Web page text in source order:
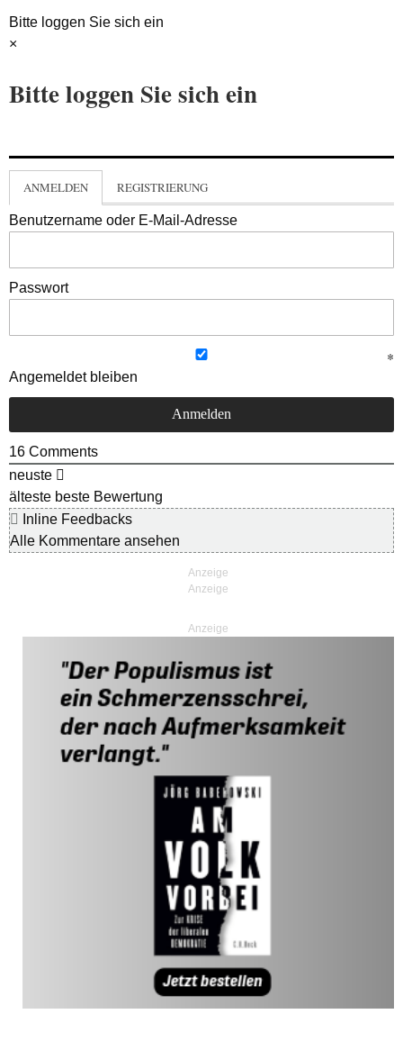
Bitte loggen Sie sich ein
×
Bitte loggen Sie sich ein
ANMELDEN REGISTRIERUNG
Benutzername oder E-Mail-Adresse
Passwort
Angemeldet bleiben
16 Comments
neuste
älteste beste Bewertung
Inline Feedbacks
Alle Kommentare ansehen
Anzeige